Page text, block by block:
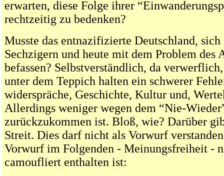
erwarten, diese Folge ihrer
rechtzeitig zu bedenken?
Musste das entnazifizierte Deutschland, sich
Sechzigern und heute mit dem Problem des
befassen? Selbstverständlich, da
unter dem Teppich halten ein schwerer
widerspräche, Geschichte, Kultur und,
Allerdings weniger wegen dem “Nie-
zurückzukommen ist. Bloß, wie? Darüber
Streit. Dies darf nicht als Vorwurf
Vorwurf im Folgenden - Meinungsfreiheit -
camoufliert enthalten ist: